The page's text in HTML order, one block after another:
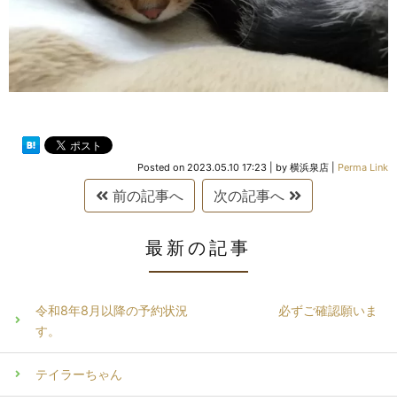
Posted on 2023.05.10 17:23 by 横浜泉店 Perma Link
前の記事へ 次の記事へ
最新の記事
令和8年8月以降の予約状況 必ずご確認願いま
す。
テイラーちゃん